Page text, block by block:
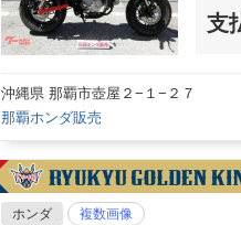
支
沖縄県 那覇市壺屋２−１−２７
那覇ホンダ販売
ホンダ 複数画像